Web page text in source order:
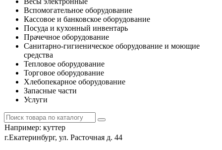
Вспомогательное оборудование
Кассовое и банковское оборудование
Посуда и кухонный инвентарь
Прачечное оборудование
Санитарно-гигиеническое оборудование и моющие
средства
Тепловое оборудование
Торговое оборудование
Хлебопекарное оборудование
Запасные части
Услуги
Например: куттер
г.Екатеринбург, ул. Расточная д. 44